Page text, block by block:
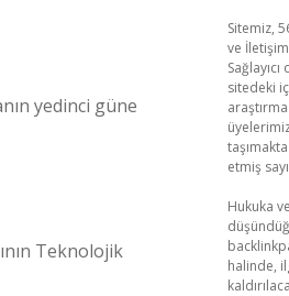
yedinci güne
Teknolojik
Sitemiz,
ve
sitedeki
etmiş
Hukuka
halinde,